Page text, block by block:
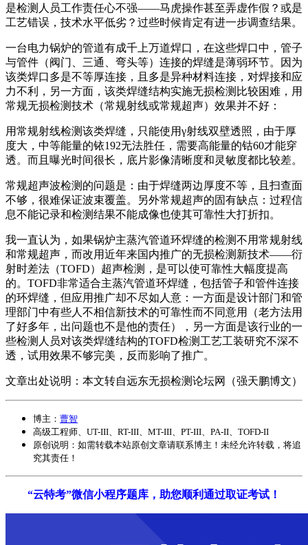
是检测人员工作责任心不强——马虎操作甚至弄虚作假？或是
工艺错误，技术水平低劣？过些时候肯定有进一步调查结果。
一台电力锅炉的管道有成千上万道焊口，在这些焊口中，管子
与管件（阀门、三通、弯头等）连接的焊缝是薄弱环节。因为
该类焊口多是不等厚连接，且多是异种材料连接，对焊接和应
力不利，另一方面，该类焊缝结构实施无损检测比较困难，用
常规无损检测技术（常规射线或常规超声）效果并不好：
用常规射线检测该类焊缝，只能使用γ射线双壁透照，由于厚
度大，中等能量的铱192无法胜任，需要高能量的钴60才能穿
透。而且曝光时间很长，底片影像清晰度和灵敏度都比较差。
常规超声波检测的问题是：由于焊缝两边厚度不等，且扫查面
不够，很难保证波束覆盖。另外常规超声的固有缺点：过程信
息不能记录和检测结果不能成像也使其可靠性大打折扣。
我一直认为，如果锅炉主蒸汽管道环焊缝的检测不用常规射线
和常规超声，而改用近年来国内推广的无损检测新技术——衍
射时差法（TOFD）超声检测，是可以使可靠性大幅度提高
的。TOFD非常适合主蒸汽管道环焊缝，包括管子和管件连接
的环焊缝，但应用推广却不尽如人意：一方面是设计部门和管
理部门中有些人不相信新技术的可靠性而不同意用（老方法用
了好多年，出问题也不是他的责任），另一方面是该行业的一
些检测人员对该类焊缝结构的TOFD检测工艺工装研究不深不
透，试用效果不够完美，反而影响了推广。
文章出处说明：本文转自远东无损检测论坛网（强天鹏博文）
博主： 曹智
高级工程师、UT-III、RT-III、MT-III、PT-III、PA-II、TOFD-II
原创说明：如需转载本站原创文章请联系博主！未经允许转载，将追
究其责任！
“云特考”微信小程序题库，助您顺利通过取证考试！